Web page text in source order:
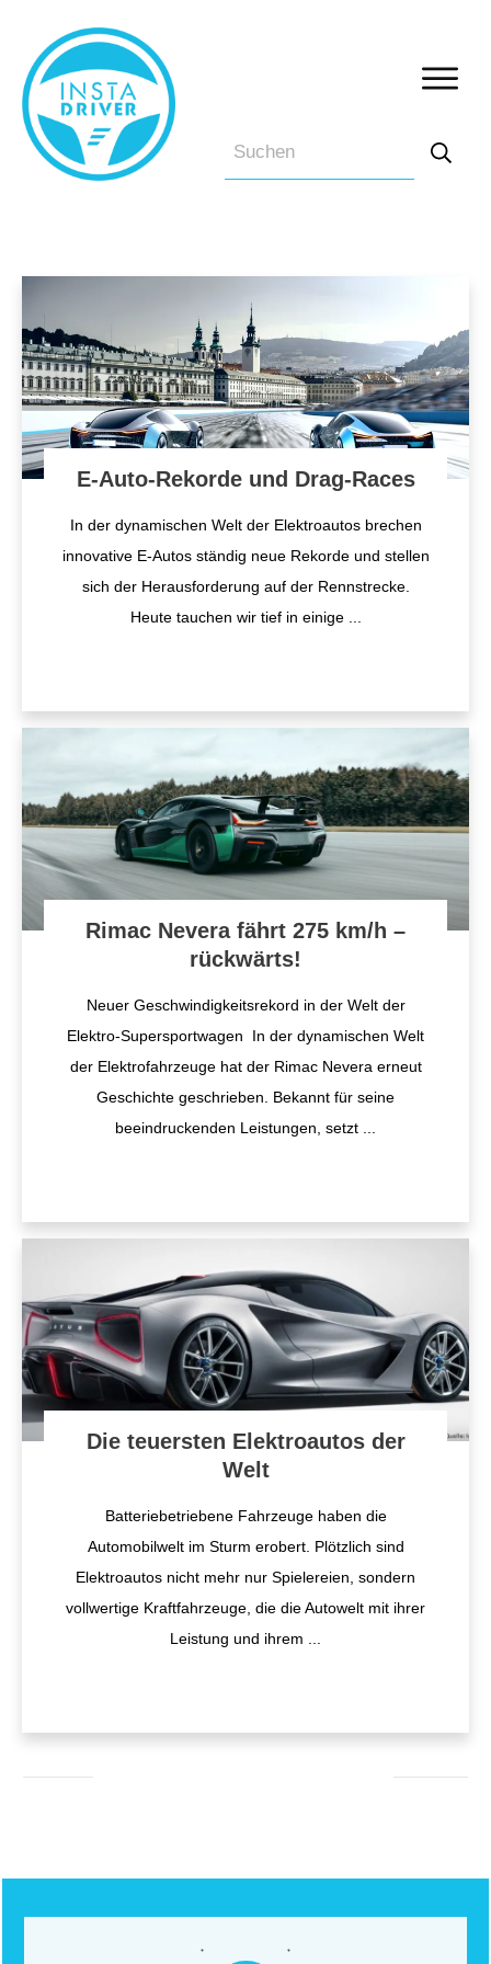
E-Auto-Rekorde und Drag-Races
In der dynamischen Welt der Elektroautos brechen
innovative E-Autos ständig neue Rekorde und stellen
sich der Herausforderung auf der Rennstrecke.
Heute tauchen wir tief in einige
Rimac Nevera fährt 275 km/h –
rückwärts!
Neuer Geschwindigkeitsrekord in der Welt der
Elektro-Supersportwagen In der dynamischen Welt
der Elektrofahrzeuge hat der Rimac Nevera erneut
Geschichte geschrieben. Bekannt für seine
beeindruckenden Leistungen, setzt
Die teuersten Elektroautos der
Welt
Batteriebetriebene Fahrzeuge haben die
Automobilwelt im Sturm erobert. Plötzlich sind
Elektroautos nicht mehr nur Spielereien, sondern
vollwertige Kraftfahrzeuge, die die Autowelt mit ihrer
Leistung und ihrem